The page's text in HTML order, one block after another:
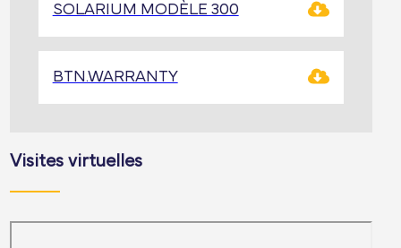
SOLARIUM MODÈLE 300
BTN.WARRANTY
Visites virtuelles